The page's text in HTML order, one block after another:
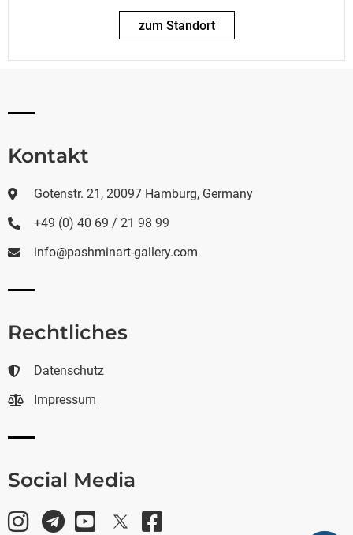
zum Standort
Kontakt
Gotenstr. 21, 20097 Hamburg, Germany
+49 (0) 40 69 / 21 98 99
info@pashminart-gallery.com
Rechtliches
Datenschutz
Impressum
Social Media